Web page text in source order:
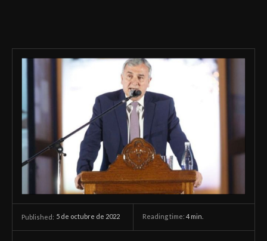
Published: 5 de octubre de 2022 Reading time: 4 min.